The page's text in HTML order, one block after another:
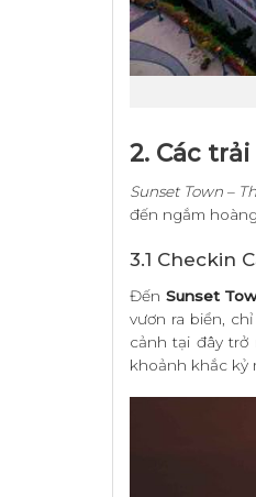
2. Các
Sunset Town –
đến ngắm
3.1 Checkin
Đến Sunset
vươn ra biển,
cảnh tại đây
khoảnh khắc kỷ